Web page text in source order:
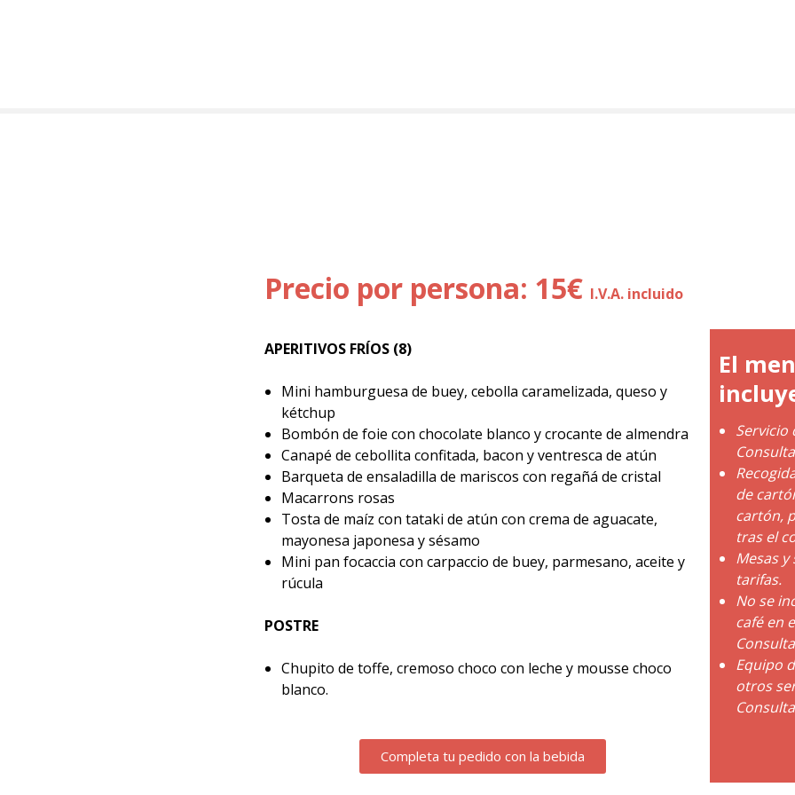
Precio por persona: 15€ I.V.A. incluido
APERITIVOS FRÍOS (8)
Mini hamburguesa de buey, cebolla caramelizada, queso y
kétchup
Bombón de foie con chocolate blanco y crocante de almendra
Canapé de cebollita confitada, bacon y ventresca de atún
Barqueta de ensaladilla de mariscos con regañá de cristal
Macarrons rosas
Tosta de maíz con tataki de atún con crema de aguacate,
mayonesa japonesa y sésamo
Mini pan focaccia con carpaccio de buey, parmesano, aceite y
rúcula
POSTRE
Chupito de toffe, cremoso choco con leche y mousse choco
blanco.
Completa tu pedido con la bebida
El
Servicio
de
cartón,
tras el
Mesas
tarifas.
No se
café en
Equipo
otros